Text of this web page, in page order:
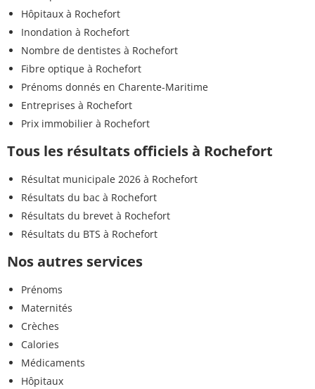
Hôpitaux à Rochefort
Inondation à Rochefort
Nombre de dentistes à Rochefort
Fibre optique à Rochefort
Prénoms donnés en Charente-Maritime
Entreprises à Rochefort
Prix immobilier à Rochefort
Tous les résultats officiels à Rochefort
Résultat municipale 2026 à Rochefort
Résultats du bac à Rochefort
Résultats du brevet à Rochefort
Résultats du BTS à Rochefort
Nos autres services
Prénoms
Maternités
Crèches
Calories
Médicaments
Hôpitaux